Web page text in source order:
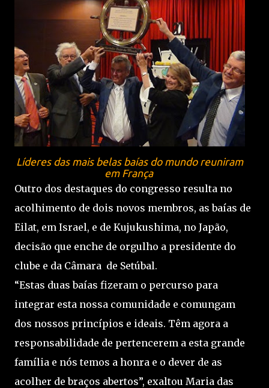
Líderes das mais belas baías do mundo reuniram
em França
Outro dos destaques do congresso resulta no
acolhimento de dois novos membros, as baías de
Eilat, em Israel, e de Kujukushima, no Japão,
decisão que enche de orgulho a presidente do
clube e da Câmara de Setúbal.
“Estas duas baías fizeram o percurso para
integrar esta nossa comunidade e comungam
dos nossos princípios e ideais. Têm agora a
responsabilidade de pertencerem a esta grande
família e nós temos a honra e o dever de as
acolher de braços abertos”, exaltou Maria das